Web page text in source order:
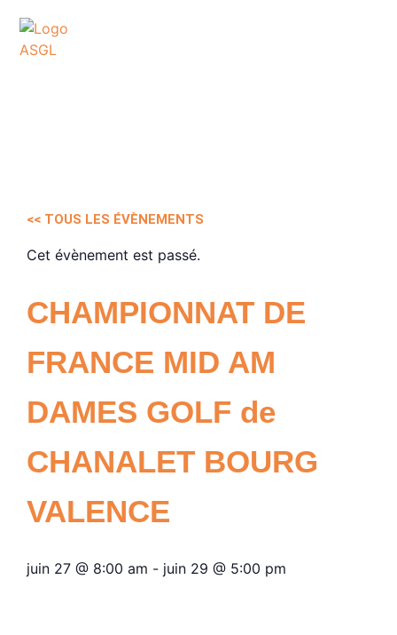
<< TOUS LES ÉVÈNEMENTS
Cet évènement est passé.
CHAMPIONNAT DE
FRANCE MID AM
DAMES GOLF de
CHANALET BOURG
VALENCE
juin 27 @ 8:00 am - juin 29 @ 5:00 pm